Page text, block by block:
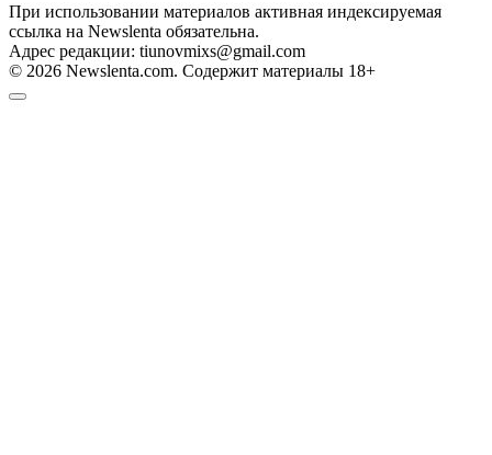
При использовании материалов активная индексируемая
ссылка на Newslenta обязательна.
Адрес редакции: tiunovmixs@gmail.com
© 2026 Newslenta.com. Содержит материалы 18+